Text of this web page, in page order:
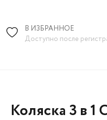
В ИЗБРАННОЕ
Доступно после
Коляска 3 в 1